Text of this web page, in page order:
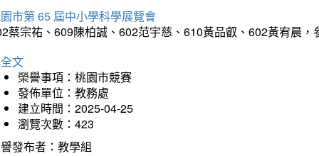
市第 65 屆中小學科學展覽會
蔡宗祐、609陳柏誠、602范宇慈、610黃品叡、602黃宥晨
文
榮譽事項：桃園市競賽
發佈單位：教務處
建立時間：2025-04-25
瀏覽次數：423
發布者：教學組